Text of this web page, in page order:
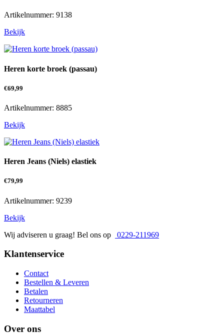
Artikelnummer: 9138
Bekijk
Heren korte broek (passau)
€69,99
Artikelnummer: 8885
Bekijk
Heren Jeans (Niels) elastiek
€79,99
Artikelnummer: 9239
Bekijk
Wij adviseren u graag! Bel ons op
0229-211969
Klantenservice
Contact
Bestellen & Leveren
Betalen
Retourneren
Maattabel
Over ons